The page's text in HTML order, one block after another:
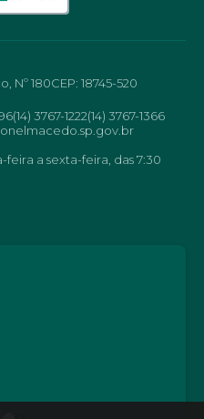
Nº 180CEP: 18745-520
(14) 3767-1222(14) 3767-1366
a sexta-feira, das 7:30